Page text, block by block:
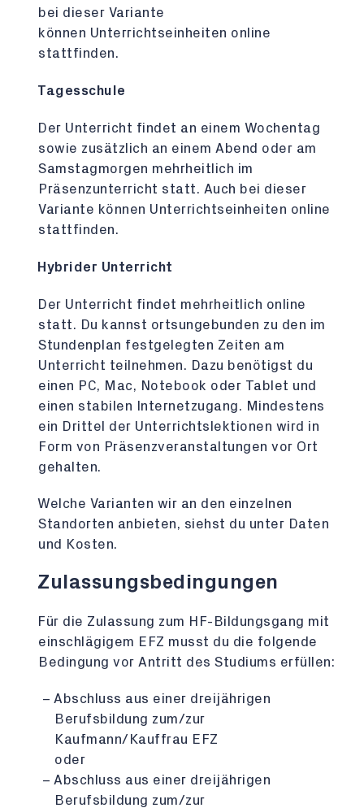
bei dieser Variante
können Unterrichtseinheiten online
stattfinden.
Tagesschule
Der Unterricht findet an einem Wochentag
sowie zusätzlich an einem Abend oder am
Samstagmorgen mehrheitlich im
Präsenzunterricht statt. Auch bei dieser
Variante können Unterrichtseinheiten online
stattfinden.
Hybrider Unterricht
Der Unterricht findet mehrheitlich online
statt. Du kannst ortsungebunden zu den im
Stundenplan festgelegten Zeiten am
Unterricht teilnehmen. Dazu benötigst du
einen PC, Mac, Notebook oder Tablet und
einen stabilen Internetzugang. Mindestens
ein Drittel der Unterrichtslektionen wird in
Form von Präsenzveranstaltungen vor Ort
gehalten.
Welche Varianten wir an den einzelnen
Standorten anbieten, siehst du unter Daten
und Kosten.
Zulassungsbedingungen
Für die Zulassung zum HF-Bildungsgang mit
einschlägigem EFZ musst du die folgende
Bedingung vor Antritt des Studiums erfüllen:
Abschluss aus einer dreijährigen
Berufsbildung zum/zur
Kaufmann/Kauffrau EFZ
oder
Abschluss aus einer dreijährigen
Berufsbildung zum/zur